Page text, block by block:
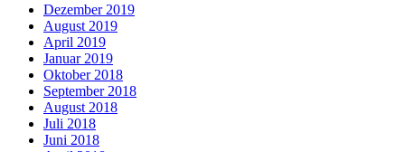
Dezember 2019
August 2019
April 2019
Januar 2019
Oktober 2018
September 2018
August 2018
Juli 2018
Juni 2018